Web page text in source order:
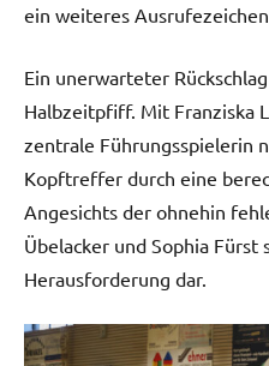
ein weiteres Ausrufezeichen.
Ein unerwarteter
Halbzeitpfiff. Mit Franziska
zentrale Führungsspielerin
Kopftreffer durch eine
Angesichts der ohnehin
Übelacker und Sophia
Herausforderung dar.